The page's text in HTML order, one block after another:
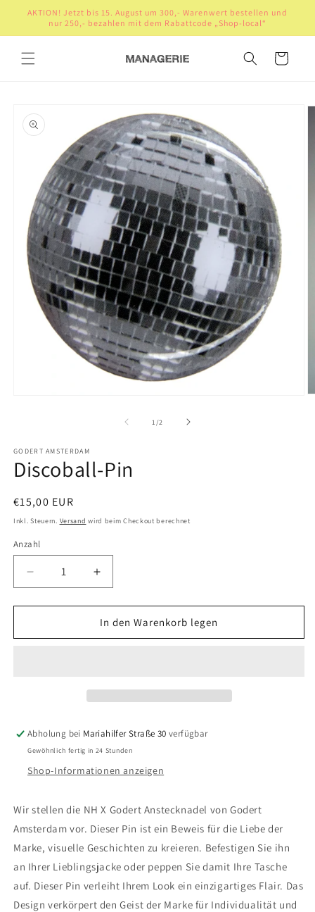
zum
Inhalt
AKTION! Jetzt bis 15. August um 300,- Warenwert bestellen und
nur 250,- bezahlen mit dem Rabattcode „Shop-local“
Warenkorb
1 /von
2
GODERT AMSTERDAM
Discoball-Pin
Normaler
Preis
€15,00 EUR
Inkl. Steuern. Versand wird beim Checkout berechnet
Anzahl
Anzahl
Verringere
die
Menge
Discoball-
Erhöhe
die
Menge
für
Discoball-
In den Warenkorb legen
Abholung bei Mariahilfer Straße 30 verfügbar
Gewöhnlich fertig in 24 Stunden
Shop-Informationen anzeigen
Wir stellen die NH X Godert Anstecknadel von Godert
Amsterdam vor. Dieser Pin ist ein Beweis für die Liebe der
Marke, visuelle Geschichten zu kreieren. Befestigen Sie ihn
an Ihrer Lieblingsjacke oder peppen Sie damit Ihre Tasche
auf. Dieser Pin verleiht Ihrem Look ein einzigartiges Flair. Das
Design verkörpert den Geist der Marke für Individualität und